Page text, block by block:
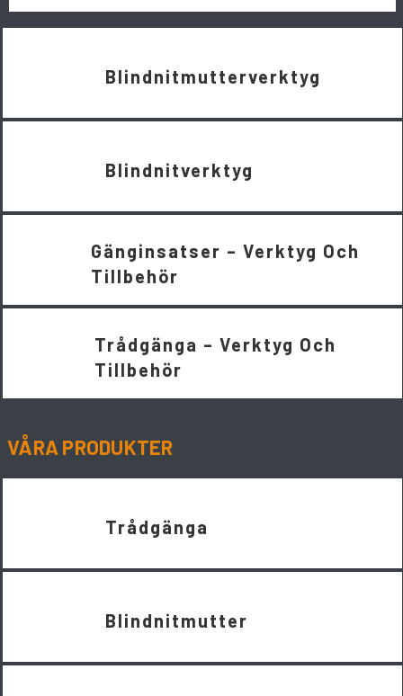
Blindnitmutterverktyg
Blindnitverktyg
Gänginsatser – Verktyg Och
Tillbehör
Trådgänga – Verktyg Och
Tillbehör
VÅRA PRODUKTER
Trådgänga
Blindnitmutter